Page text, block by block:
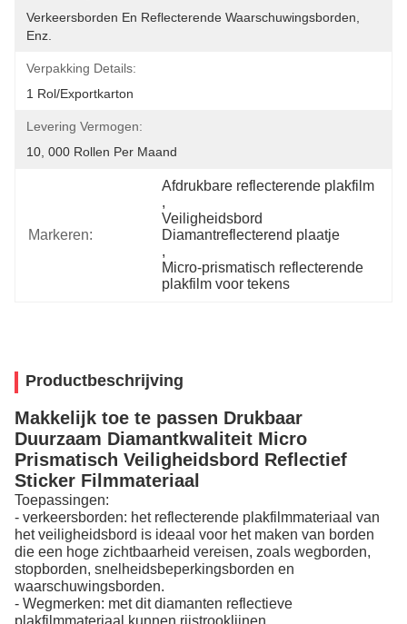
Verkeersborden En Reflecterende Waarschuwingsborden,
Enz.
Verpakking Details:
1 Rol/exportkarton
Levering Vermogen:
10, 000 Rollen Per Maand
Markeren:
Afdrukbare reflecterende plakfilm
,
Veiligheidsbord
Diamantreflecterend plaatje
,
Micro-prismatisch reflecterende
plakfilm voor tekens
Productbeschrijving
Makkelijk toe te passen Drukbaar
Duurzaam Diamantkwaliteit Micro
Prismatisch Veiligheidsbord Reflectief
Sticker Filmmateriaal
Toepassingen:
- verkeersborden: het reflecterende plakfilmmateriaal van
het veiligheidsbord is ideaal voor het maken van borden
die een hoge zichtbaarheid vereisen, zoals wegborden,
stopborden, snelheidsbeperkingsborden en
waarschuwingsborden.
- Wegmerken: met dit diamanten reflectieve
plakfilmmateriaal kunnen rijstrooklijnen,